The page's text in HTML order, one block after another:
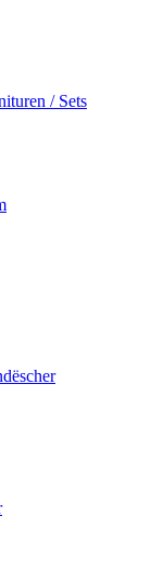
/ Sets